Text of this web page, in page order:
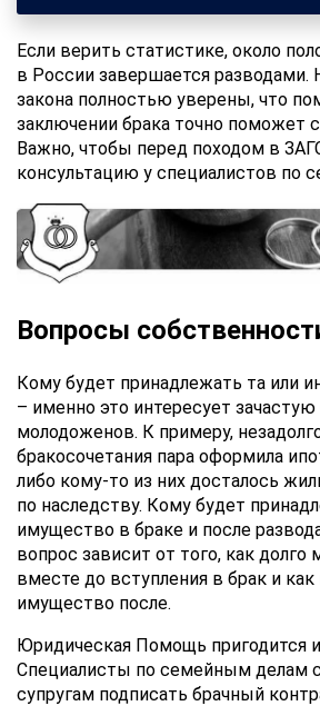
Если верить статистике, около
в России завершается разводами.
закона полностью уверены, что
заключении брака точно поможет
Важно, чтобы перед походом в
консультацию у специалистов по
Вопросы
Кому будет принадлежать та или
– именно это интересует
молодоженов. К примеру,
бракосочетания пара оформила
либо кому-то из них досталось
по наследству. Кому будет
имущество в браке и после
вопрос зависит от того, как
вместе до вступления в брак и
имущество после.
Юридическая Помощь пригодится
Специалисты по семейным делам
супругам подписать брачный